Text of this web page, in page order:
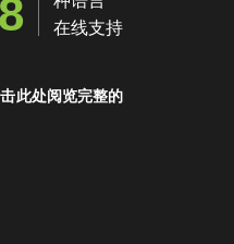
在线支持
此处阅览完整的